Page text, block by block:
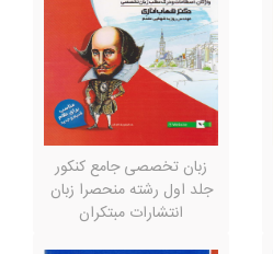
زبان تخصصی جامع کنکور
جلد اول رشته منحصرا زبان
انتشارات مبتکران